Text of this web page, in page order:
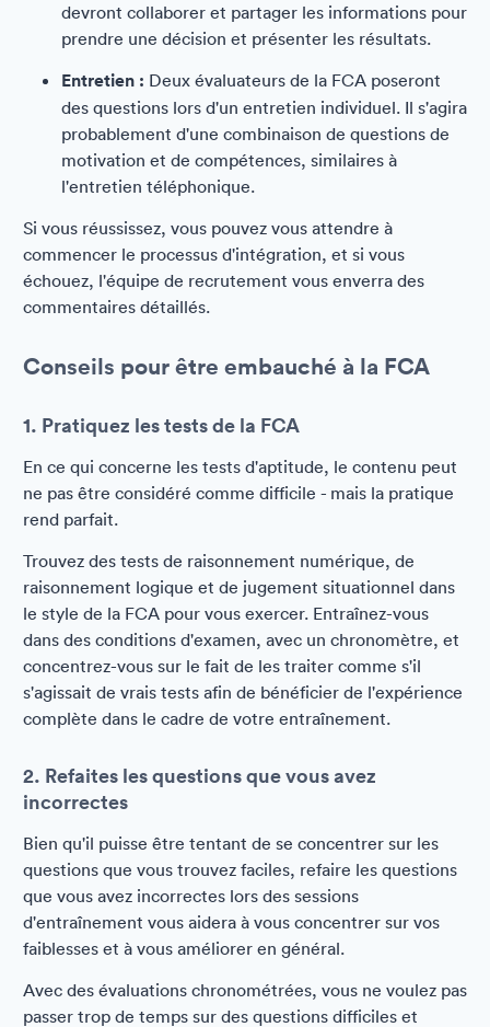
devront collaborer et partager les informations pour
prendre une décision et présenter les résultats.
Entretien : Deux évaluateurs de la FCA poseront
des questions lors d'un entretien individuel. Il s'agira
probablement d'une combinaison de questions de
motivation et de compétences, similaires à
l'entretien téléphonique.
Si vous réussissez, vous pouvez vous attendre à
commencer le processus d'intégration, et si vous
échouez, l'équipe de recrutement vous enverra des
commentaires détaillés.
Conseils pour être embauché à la FCA
1. Pratiquez les tests de la FCA
En ce qui concerne les tests d'aptitude, le contenu peut
ne pas être considéré comme difficile - mais la pratique
rend parfait.
Trouvez des tests de raisonnement numérique, de
raisonnement logique et de jugement situationnel dans
le style de la FCA pour vous exercer. Entraînez-vous
dans des conditions d'examen, avec un chronomètre, et
concentrez-vous sur le fait de les traiter comme s'il
s'agissait de vrais tests afin de bénéficier de l'expérience
complète dans le cadre de votre entraînement.
2. Refaites les questions que vous avez
incorrectes
Bien qu'il puisse être tentant de se concentrer sur les
questions que vous trouvez faciles, refaire les questions
que vous avez incorrectes lors des sessions
d'entraînement vous aidera à vous concentrer sur vos
faiblesses et à vous améliorer en général.
Avec des évaluations chronométrées, vous ne voulez pas
passer trop de temps sur des questions difficiles et